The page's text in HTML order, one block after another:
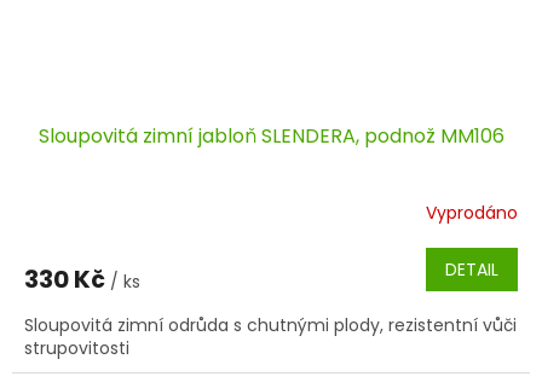
Sloupovitá zimní jabloň SLENDERA, podnož MM106
Vyprodáno
330 Kč / ks DETAIL
Sloupovitá zimní odrůda s chutnými plody, rezistentní vůči
strupovitosti